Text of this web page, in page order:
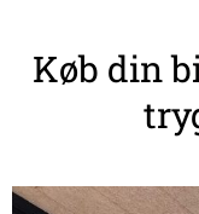
Køb din